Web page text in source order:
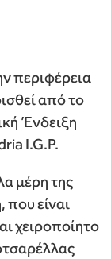
περιφέρεια
από το
Ένδειξη
I.G.P.
μέρη της
που είναι
χειροποίητο